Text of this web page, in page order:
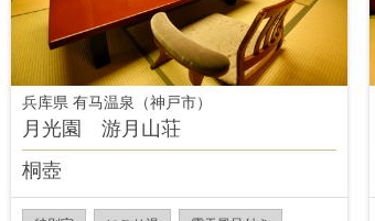
兵库県 有马温泉（神戸市）
月光園 游月山荘
桐壺